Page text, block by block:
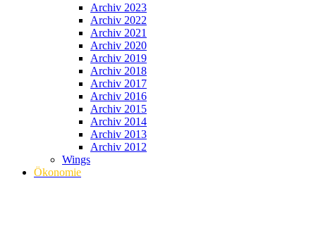
Archiv 2023
Archiv 2022
Archiv 2021
Archiv 2020
Archiv 2019
Archiv 2018
Archiv 2017
Archiv 2016
Archiv 2015
Archiv 2014
Archiv 2013
Archiv 2012
Wings
Ökonomie